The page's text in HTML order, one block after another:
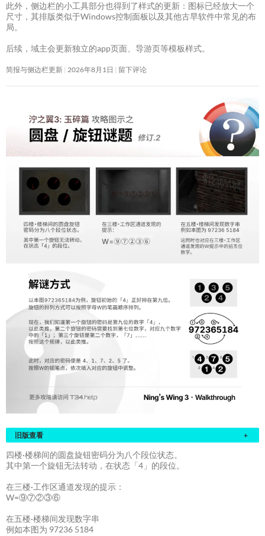
此外，侧边栏的小工具部分也得到了样式的更新：图标已经放大一个
尺寸，其排版类似于Windows控制面板以及其他古早软件中常见的布
局。
后续，域主会更新独立的app页面、导游页等模板样式。
简报与侧边栏更新 2026年8月1日 留下评论
旧版查看 +
四楼·楼梯间的圆盘旋钮密码分为八个段位状态。
其中第一个旋钮无法转动，在状态「4」的段位。
在三楼·工作区通道发现的提示：
W=⑨⑦②③⑥
在五楼·楼梯间发现数字串
例如本图为 97236 5184